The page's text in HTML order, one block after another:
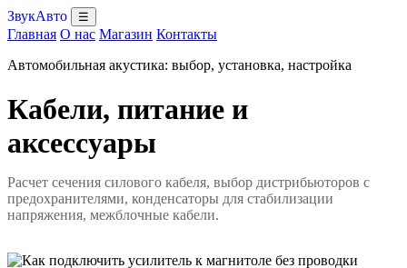
ЗвукАвто ☰
Главная О нас Магазин Контакты
Автомобильная акустика: выбор, установка, настройка
Кабели, питание и
аксессуары
Расчет сечения силового кабеля, выбор дистрибьюторов с
предохранителями, конденсаторы для стабилизации
напряжения, межблочные кабели.